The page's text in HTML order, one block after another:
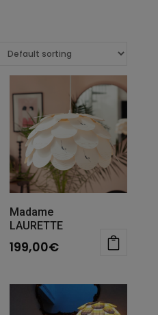
Madame
LAURETTE
199,00€